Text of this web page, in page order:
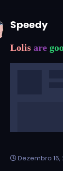
Speedy
Lolis are
Dezembro 16,